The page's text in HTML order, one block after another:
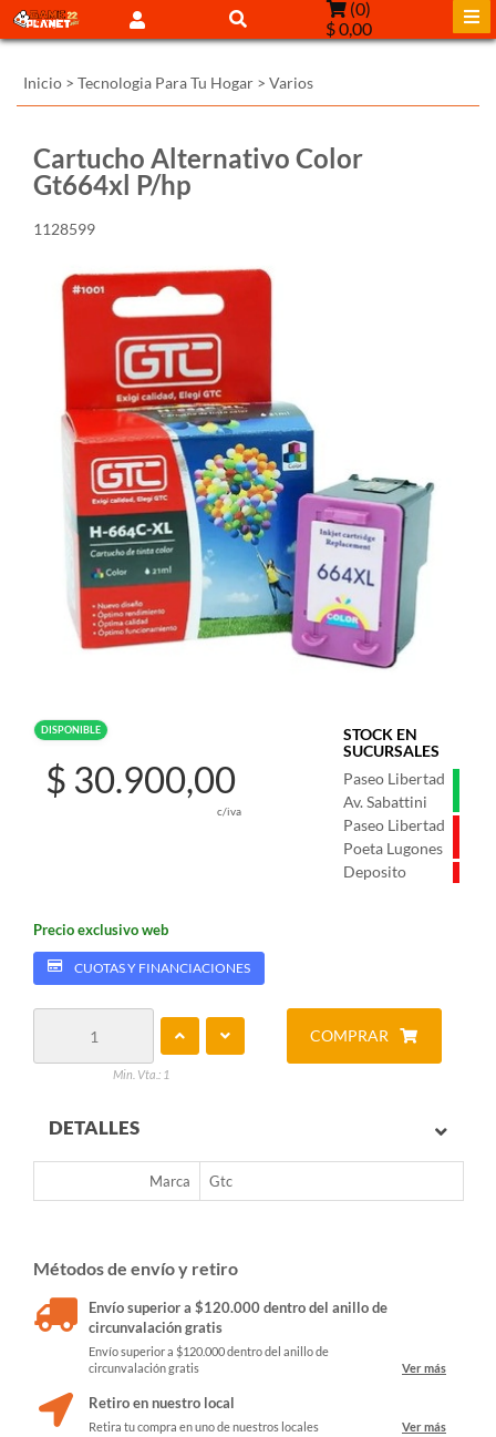
(0)
$ 0,00
Inicio > Tecnologia Para Tu Hogar > Varios
Cartucho Alternativo Color
Gt664xl P/hp
1128599
DISPONIBLE
STOCK EN
SUCURSALES
Paseo Libertad
Av. Sabattini
Paseo Libertad
Poeta Lugones
Deposito
$ 30.900,00
c/iva
Precio exclusivo web
CUOTAS Y FINANCIACIONES
Min. Vta.: 1
COMPRAR
DETALLES
Marca Gtc
Métodos de envío y retiro
Envío superior a $120.000 dentro del anillo de
circunvalación gratis
Envío superior a $120.000 dentro del anillo de
circunvalación gratis
Ver más
Retiro en nuestro local
Retira tu compra en uno de nuestros locales Ver más